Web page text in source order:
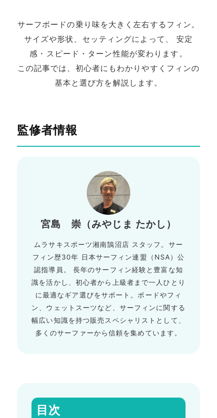
サーフボードの乗り味を大きく左右するフィン。
サイズや形状、セッティングによって、 安定
感・スピード・ターン性能が変わります。
この記事では、初心者にもわかりやすくフィンの
基本と選び方を解説します。
監修者情報
宮島 崇（みやじま たかし）
ムラサキスポーツ湘南鵠沼店 スタッフ。サー
フィン歴30年 日本サーフィン連盟（NSA）公
認指導員。 長年のサーフィン経験と豊富な知
識を活かし、初心者から上級者まで一人ひとり
に最適なギア選びをサポート。ボードやフィ
ン、ウェットスーツなど、サーフィンに関する
幅広い知識を持つ販売スペシャリストとして、
多くのサーファーから信頼を集めています。
目次